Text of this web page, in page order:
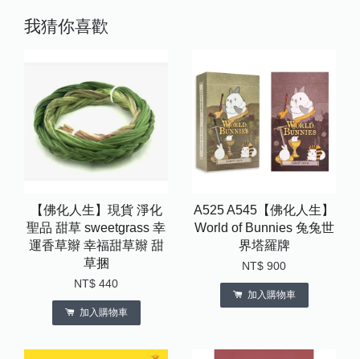
我猜你喜歡
【佛化人生】現貨 淨化
聖品 甜草 sweetgrass 幸
運香草辮 幸福甜草辮 甜
草捆
NT$ 440
加入購物車
A525 A545【佛化人生】
World of Bunnies 兔兔世
界塔羅牌
NT$ 900
加入購物車